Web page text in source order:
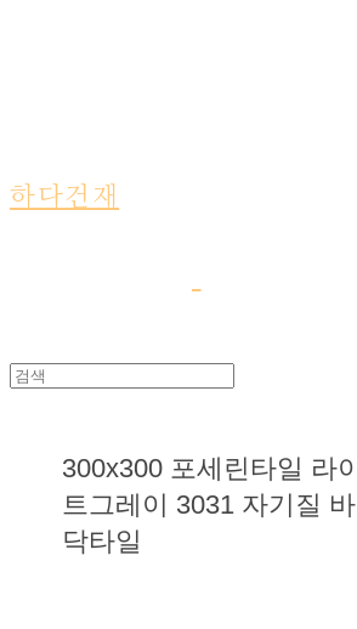
하다건재
300x300 포세린타일 라이
트그레이 3031 자기질 바
닥타일